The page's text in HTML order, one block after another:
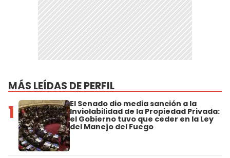
MÁS LEÍDAS DE PERFIL
1 El Senado dio media sanción a la
Inviolabilidad de la Propiedad Privada:
el Gobierno tuvo que ceder en la Ley
del Manejo del Fuego